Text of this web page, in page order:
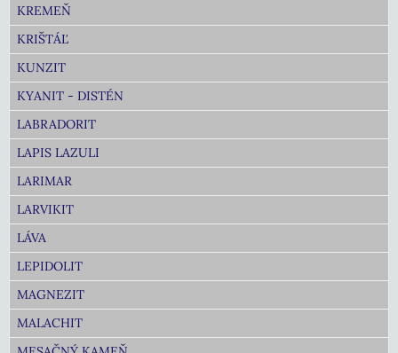
KREMEŇ
KRIŠTÁĽ
KUNZIT
KYANIT - DISTÉN
LABRADORIT
LAPIS LAZULI
LARIMAR
LARVIKIT
LÁVA
LEPIDOLIT
MAGNEZIT
MALACHIT